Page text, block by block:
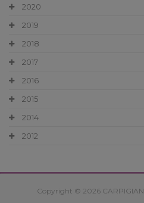
2020
2019
2018
2017
2016
2015
2014
2012
Copyright © 2026